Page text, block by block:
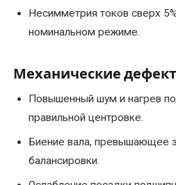
Ремонт
Ремонт
и
коллектора
электродвигателя
Несимметрия токов сверх
номинальном режиме.
Механические
Повышенный шум и нагрев
правильной центровке.
Биение вала, превышающее
балансировки.